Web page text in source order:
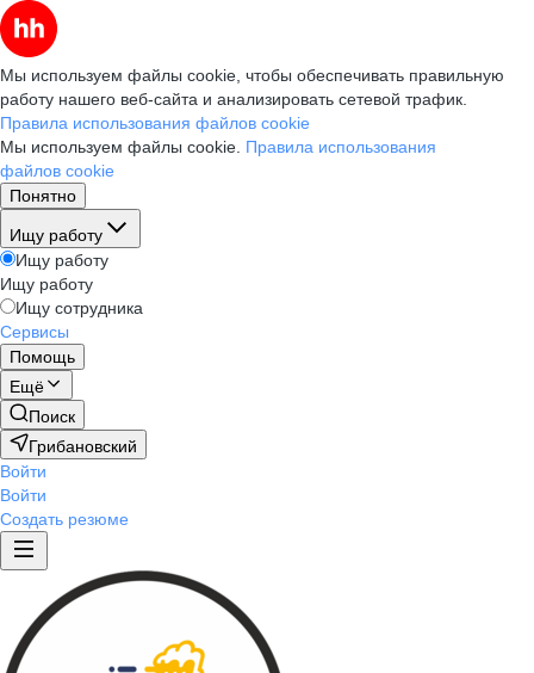
Мы используем файлы cookie, чтобы обеспечивать правильную
работу нашего веб-сайта и анализировать сетевой трафик.
Правила использования файлов cookie
Мы используем файлы cookie. Правила использования
файлов cookie
Понятно
Ищу работу
Ищу работу
Ищу работу
Ищу сотрудника
Сервисы
Помощь
Ещё
Поиск
Грибановский
Войти
Войти
Создать резюме